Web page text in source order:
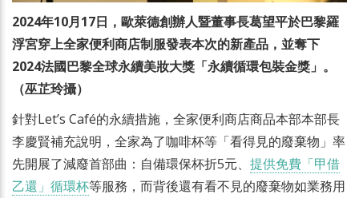
2024年10月17日，歐萊德創辦人暨董事長葛望平於巴黎羅
浮宮穿上全家便利商店制服發表本次的新產品，並奪下
2024法國巴黎全球永續美妝大獎「永續循環包裝金獎」。
（巫芷玲攝）
針對Let’s Café的永續措施，全家便利商店商品本部本部長
李慶賢補充說明，全家為了咖啡杯等「看得見的廢棄物」率
先開展了減廢首部曲：自備環保杯折5元、 提供免費「甲借
乙還」循環杯等服務，而背後還有看不見的廢棄物如業務用